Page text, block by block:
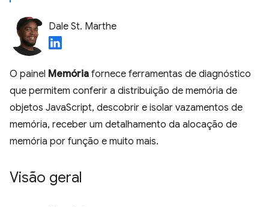
Dale St. Marthe
O painel Memória fornece ferramentas de diagnóstico
que permitem conferir a distribuição de memória de
objetos JavaScript, descobrir e isolar vazamentos de
memória, receber um detalhamento da alocação de
memória por função e muito mais.
Visão geral